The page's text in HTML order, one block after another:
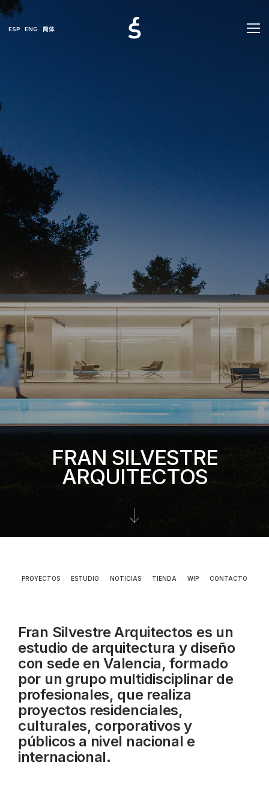
ESP ENG 简体
FRAN SILVESTRE
ARQUITECTOS
PROYECTOS ESTUDIO NOTICIAS TIENDA WIP CONTACTO
Fran Silvestre Arquitectos es un
estudio de arquitectura y diseño
con sede en Valencia, formado
por un grupo multidisciplinar de
profesionales, que realiza
proyectos residenciales,
culturales, corporativos y
públicos a nivel nacional e
internacional.